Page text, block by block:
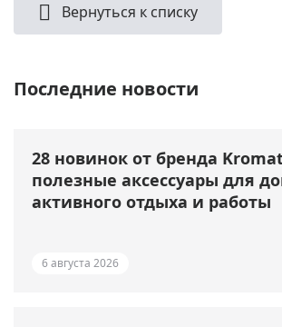
Вернуться к списку
Последние новости
28 новинок от бренда
полезные аксессуары для
активного отдыха и работы
6 августа 2026